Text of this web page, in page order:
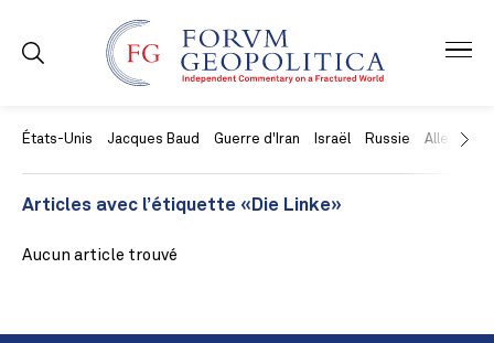
États-Unis Jacques Baud Guerre d'Iran Israël Russie Allemagne
Articles avec l’étiquette «Die Linke»
Aucun article trouvé